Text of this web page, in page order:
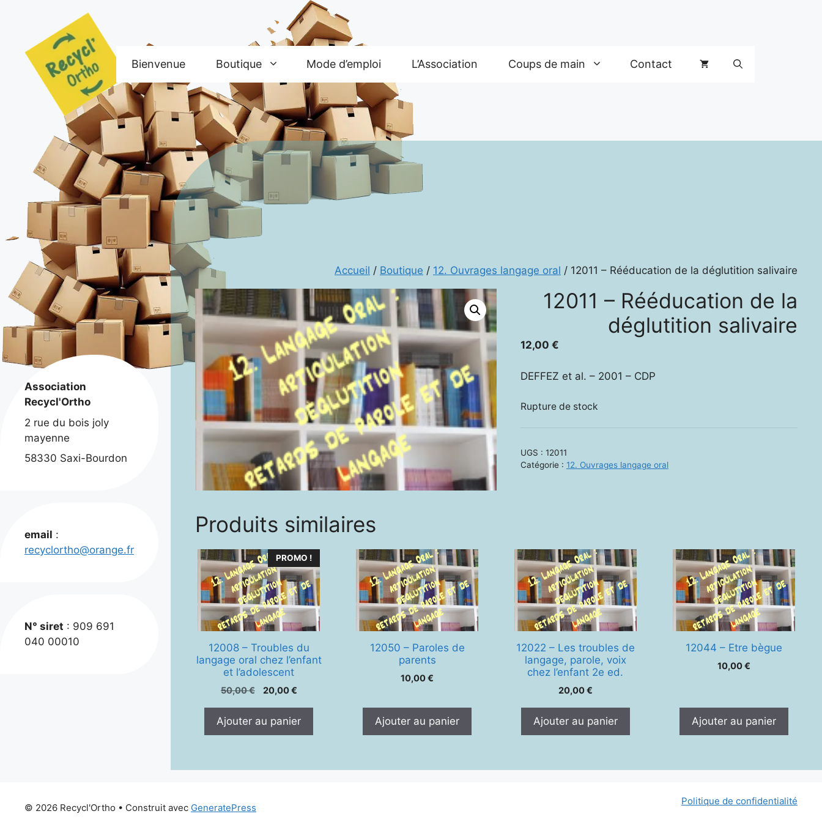
Bienvenue Boutique Mode d’emploi L’Association Coups de main Contact
Accueil / Boutique / 12. Ouvrages langage oral / 12011 – Rééducation de la déglutition salivaire
12011 – Rééducation de la
déglutition salivaire
12,00 €
DEFFEZ et al. – 2001 – CDP
Rupture de stock
UGS : 12011
Catégorie : 12. Ouvrages langage oral
Produits similaires
PROMO !
12008 – Troubles du
langage oral chez l’enfant
et l’adolescent
50,00€
Le
était :
20,00€Le
est :
Ajouter au panier
12050 – Paroles de
parents
10,00€
Ajouter au panier
12022 – Les troubles de
langage, parole, voix
chez l’enfant 2e ed.
20,00€
Ajouter au panier
12044 – Etre bègue
10,00€
Ajouter au panier
Association
Recycl'Ortho
2 rue du bois joly
mayenne
58330 Saxi-Bourdon
email :
recyclortho@orange.fr
N° siret : 909 691
040 00010
Politique de confidentialité
© 2026 Recycl'Ortho • Construit avec GeneratePress